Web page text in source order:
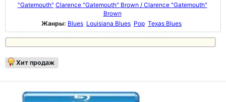
"Gatemouth" Clarence "Gatemouth" Brown / Clarence "Gatemouth"
Brown
Жанры: Blues Louisiana Blues Pop Texas Blues
Хит продаж